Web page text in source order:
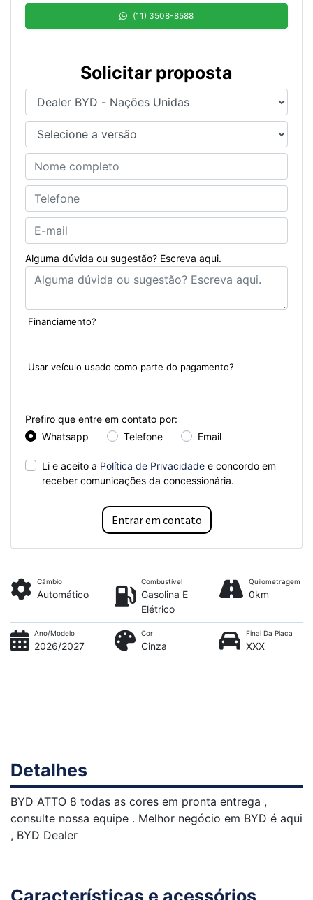
(11) 3508-8588
Solicitar proposta
Alguma dúvida ou sugestão? Escreva aqui.
Financiamento?
Usar veículo usado como parte do pagamento?
Prefiro que entre em contato por:
Whatsapp
Telefone Email
Li e aceito a Política de Privacidade e concordo em
receber comunicações da concessionária.
Entrar em contato
Câmbio
Automático
Combustível
Gasolina E
Elétrico
Quilometragem
0km
Ano/Modelo
2026/2027
Cor
Cinza
Final Da Placa
XXX
Detalhes
BYD ATTO 8 todas as cores em pronta entrega ,
consulte nossa equipe . Melhor negócio em BYD é aqui
, BYD Dealer